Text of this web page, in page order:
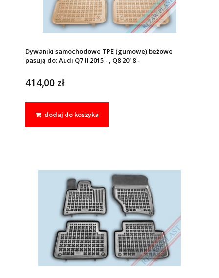
Dywaniki samochodowe TPE (gumowe) beżowe
pasują do: Audi Q7 II 2015 - , Q8 2018 -
414,00 zł
dodaj do koszyka